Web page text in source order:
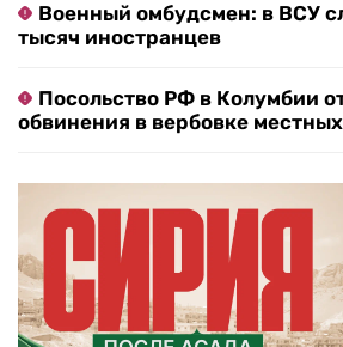
Военный омбудсмен: в ВСУ
тысяч иностранцев
Посольство РФ в Колумбии
обвинения в вербовке